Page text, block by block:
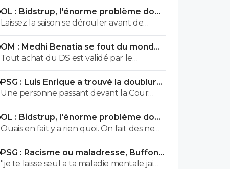
OL : Bidstrup, l'énorme problème dont
personne n'ose parler
Laissez la saison se dérouler avant de
fracasser les recrues
OM : Medhi Benatia se fout du monde,
la réponse est violente
Tout achat du DS est validé par le
president, encore plus quand ce
president est la depuis plus de 5ans et
que c est lui qui a signé les accords avec l
UEFA. On peut reprocher à Benatia le
choix de certains joueurs, ou certaines
décisions sportif, mais le financier etait du
ressort de Longoria.
PSG : Luis Enrique a trouvé la doublure
d'Hakimi
Une personne passant devant la Cour
Criminelle a un peu plus de 5 % de
chance d'être acquitée. Donc...
OL : Bidstrup, l'énorme problème dont
personne n'ose parler
Ouais en fait y a rien quoi. On fait des news
avec du vent.
PSG : Racisme ou maladresse, Buffon
écarte Suzuki
"je te laisse seul a ta maladie mentale jai